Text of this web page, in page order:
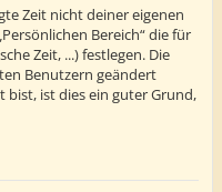
Zeit nicht deiner eigenen
Bereich“ die für
Zeit, ...) festlegen. Die
Benutzern geändert
ist dies ein guter Grund,